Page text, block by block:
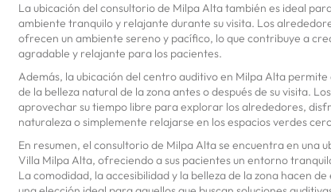
La ubicación del consultorio de Milpa Alta también es ideal
ambiente tranquilo y relajante durante su visita. Los
ofrecen un ambiente sereno y pacífico, lo que contribuye a
agradable y relajante para los pacientes.
Además, la ubicación del centro auditivo en Milpa Alta
de la belleza natural de la zona antes o después de su visita.
aprovechar su tiempo libre para explorar los alrededores,
naturaleza o simplemente relajarse en los espacios verdes
En resumen, el consultorio de Milpa Alta se encuentra en una
Villa Milpa Alta, ofreciendo a sus pacientes un entorno
La comodidad, la accesibilidad y la belleza de la zona hacen